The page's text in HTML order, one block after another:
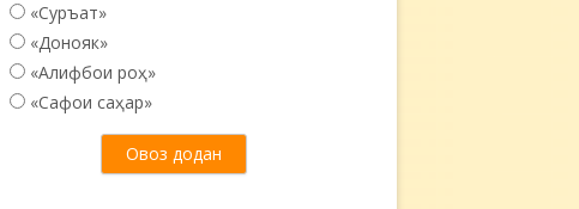
«Суръат»
«Донояк»
«Алифбои роҳ»
«Сафои саҳар»